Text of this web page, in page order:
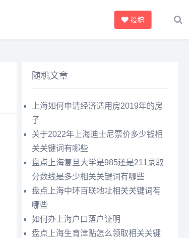
投稿
随机文章
上海如何申请经济适用房2019年的房
子
关于2022年上海迪士尼票价多少钱相
关关键词有哪些
盘点上海复旦大学是985还是211录取
分数线是多少相关关键词有哪些
盘点上海中环百联地址相关关键词有
哪些
如何办上海户口落户证明
盘点上海生育津贴怎么领取相关关键